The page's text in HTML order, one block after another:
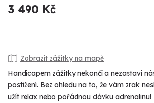
3 490 Kč
Zobrazit zážitky na mapě
Handicapem zážitky nekončí a nezastaví
postižení. Bez ohledu na to, že vám zrak
užít relax nebo pořádnou dávku adrenalinu!